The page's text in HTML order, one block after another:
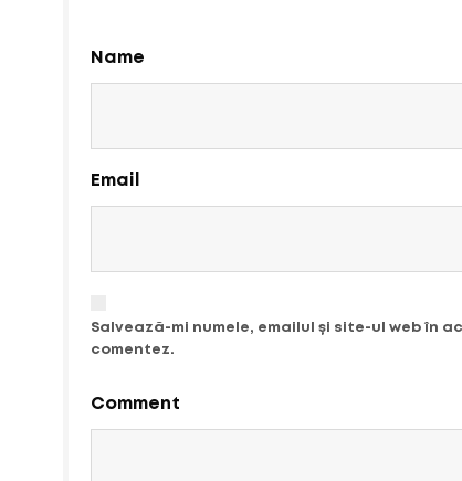
Name
Email
Salvează-mi numele, emailul și site-ul web în
comentez.
Comment